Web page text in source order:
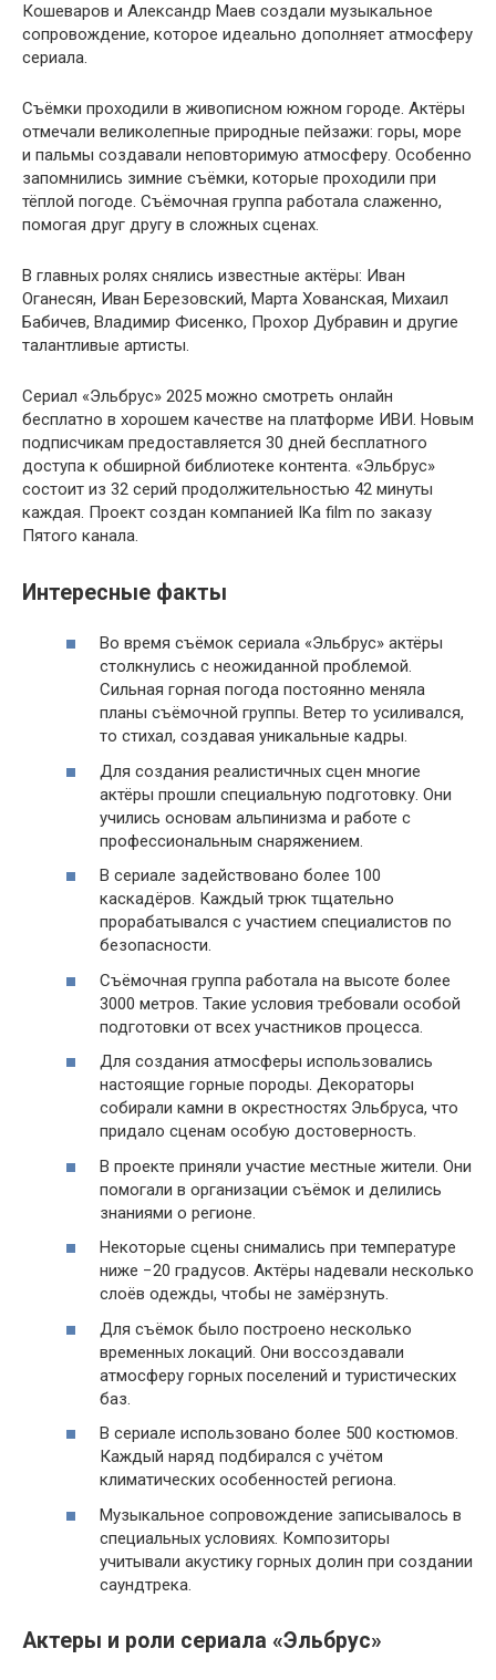
Кошеваров и Александр Маев создали музыкальное
сопровождение, которое идеально дополняет атмосферу
сериала.
Съёмки проходили в живописном южном городе. Актёры
отмечали великолепные природные пейзажи: горы, море
и пальмы создавали неповторимую атмосферу. Особенно
запомнились зимние съёмки, которые проходили при
тёплой погоде. Съёмочная группа работала слаженно,
помогая друг другу в сложных сценах.
В главных ролях снялись известные актёры: Иван
Оганесян, Иван Березовский, Марта Хованская, Михаил
Бабичев, Владимир Фисенко, Прохор Дубравин и другие
талантливые артисты.
Сериал «Эльбрус» 2025 можно смотреть онлайн
бесплатно в хорошем качестве на платформе ИВИ. Новым
подписчикам предоставляется 30 дней бесплатного
доступа к обширной библиотеке контента. «Эльбрус»
состоит из 32 серий продолжительностью 42 минуты
каждая. Проект создан компанией IKa film по заказу
Пятого канала.
Интересные факты
Во время съёмок сериала «Эльбрус» актёры
столкнулись с неожиданной проблемой.
Сильная горная погода постоянно меняла
планы съёмочной группы. Ветер то усиливался,
то стихал, создавая уникальные кадры.
Для создания реалистичных сцен многие
актёры прошли специальную подготовку. Они
учились основам альпинизма и работе с
профессиональным снаряжением.
В сериале задействовано более 100
каскадёров. Каждый трюк тщательно
прорабатывался с участием специалистов по
безопасности.
Съёмочная группа работала на высоте более
3000 метров. Такие условия требовали особой
подготовки от всех участников процесса.
Для создания атмосферы использовались
настоящие горные породы. Декораторы
собирали камни в окрестностях Эльбруса, что
придало сценам особую достоверность.
В проекте приняли участие местные жители. Они
помогали в организации съёмок и делились
знаниями о регионе.
Некоторые сцены снимались при температуре
ниже −20 градусов. Актёры надевали несколько
слоёв одежды, чтобы не замёрзнуть.
Для съёмок было построено несколько
временных локаций. Они воссоздавали
атмосферу горных поселений и туристических
баз.
В сериале использовано более 500 костюмов.
Каждый наряд подбирался с учётом
климатических особенностей региона.
Музыкальное сопровождение записывалось в
специальных условиях. Композиторы
учитывали акустику горных долин при создании
саундтрека.
Актеры и роли сериала «Эльбрус»